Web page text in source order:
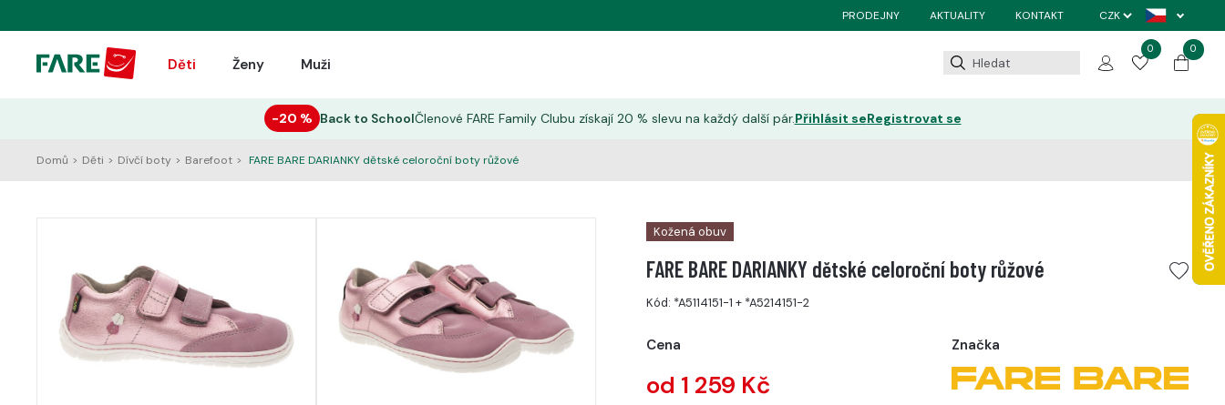
PRODEJNY AKTUALITY KONTAKT
Děti Ženy Muži
0 0
−20 % Back to SchoolČlenové FARE Family Clubu získají 20 % slevu na každý další pár.Přihlásit seRegistrovat se
Domů > Děti > Dívčí boty > Barefoot > FARE BARE DARIANKY dětské celoroční boty růžové
Kožená obuv
FARE BARE DARIANKY dětské celoroční boty růžové
Kód: *A5114151-1 + *A5214151-2
Cena
od 1 259 Kč
Značka